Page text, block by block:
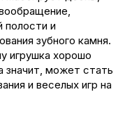
полости и
зубного камня.
игрушка хорошо
значит, может стать
и веселых игр на